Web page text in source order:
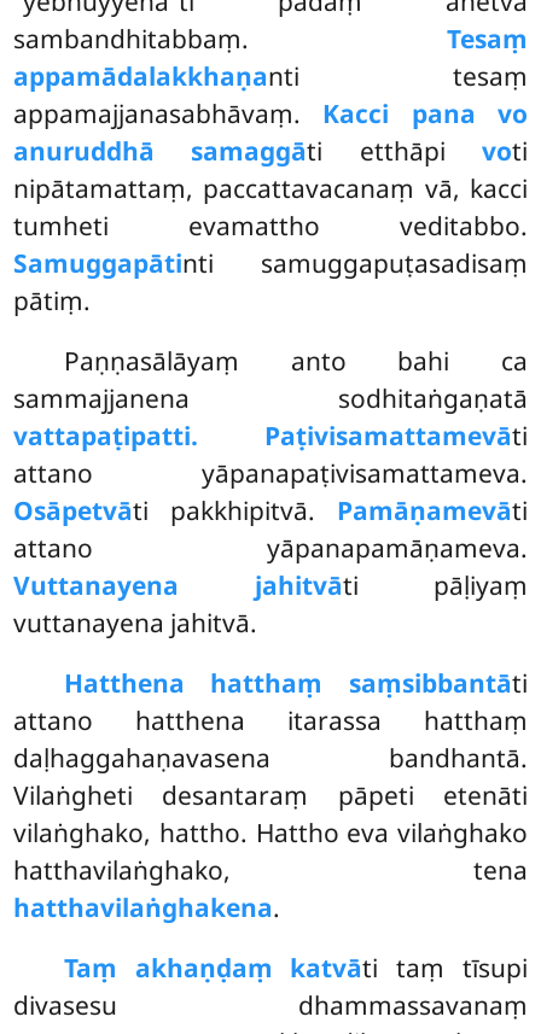
sambandhitabbaṃ. Tesaṃ
appamādalakkhaṇanti tesaṃ
appamajjanasabhāvaṃ. Kacci pana vo
anuruddhā samaggāti etthāpi voti
nipātamattaṃ, paccattavacanaṃ vā, kacci
tumheti evamattho veditabbo.
Samuggapātinti samuggapuṭasadisaṃ
pātiṃ.
Paṇṇasālāyaṃ anto bahi ca
sammajjanena sodhitaṅgaṇatā
vattapaṭipatti. Paṭivisamattamevāti
attano yāpanapaṭivisamattameva.
Osāpetvāti pakkhipitvā. Pamāṇamevāti
attano yāpanapamāṇameva.
Vuttanayena jahitvāti pāḷiyaṃ
vuttanayena jahitvā.
Hatthena hatthaṃ saṃsibbantāti
attano hatthena itarassa hatthaṃ
daḷhaggahaṇavasena bandhantā.
Vilaṅgheti desantaraṃ pāpeti etenāti
vilaṅghako, hattho. Hattho eva vilaṅghako
hatthavilaṅghako, tena
hatthavilaṅghakena.
Taṃ akhaṇḍaṃ katvāti taṃ tīsupi
divasesu dhammassavanaṃ